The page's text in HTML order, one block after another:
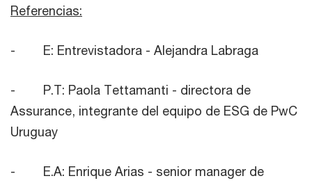
Referencias:
- E: Entrevistadora - Alejandra Labraga
- P.T: Paola Tettamanti - directora de
Assurance, integrante del equipo de ESG de PwC
Uruguay
- E.A: Enrique Arias - senior manager de